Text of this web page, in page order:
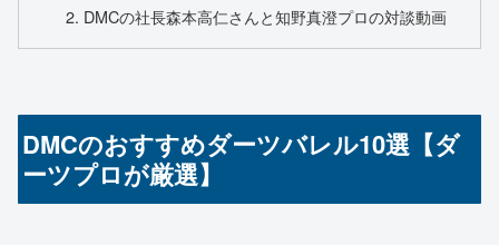
DMCの社長森本高仁さんと知野真澄プロの対談動画
DMCのおすすめダーツバレル10選【ダ
ーツプロが厳選】